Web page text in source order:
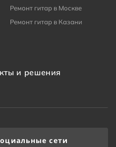
Ремонт гитар в Москве
Ремонт гитар в Казани
и решения
сети